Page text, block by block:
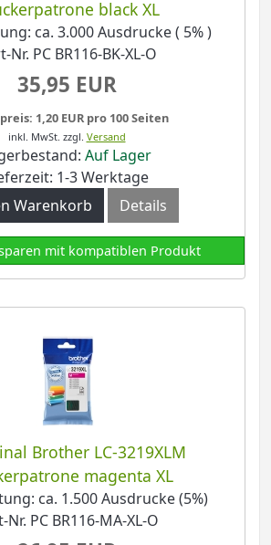
black XL
ca. 3.000 Ausdrucke ( 5% )
Nr. PC BR116-BK-XL-O
35,95 EUR
1,20 EUR pro 100 Seiten
inkl. MwSt. zzgl. Versand
Auf Lager
1-3 Werktage
Warenkorb
Details
sparen mit kompatiblen Produkt
Brother LC-3219XLM
magenta XL
ca. 1.500 Ausdrucke (5%)
Nr. PC BR116-MA-XL-O